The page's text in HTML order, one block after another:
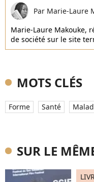
Par Marie-Laure
Marie-Laure Makouke,
de société sur le site
MOTS CLÉS
Forme Santé
SUR LE